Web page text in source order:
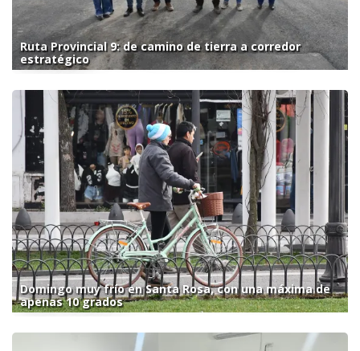
Ruta Provincial 9: de camino de tierra a corredor
estratégico
Domingo muy frío en Santa Rosa, con una máxima de
apenas 10 grados